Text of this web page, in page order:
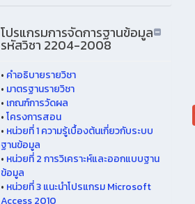
โปรแกรมการจัดการฐานข้อมูล
รหัสวิชา 2204-2008
• คำอธิบายรายวิชา
• มาตรฐานรายวิชา
• เกณฑ์การวัดผล
•โครงการสอน
• หน่วยที่ 1 ความรู้เบื้องต้นเกี่ยวกับระบบ
ฐานข้อมูล
• หน่วยที่ 2 การวิเคราะห์และออกแบบฐาน
ข้อมูล
• หน่วยที่ 3 แนะนำโปรแกรม Microsoft
Access 2010